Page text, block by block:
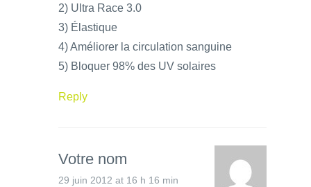
2) Ultra Race 3.0
3) Élastique
4) Améliorer la circulation sanguine
5) Bloquer 98% des UV solaires
Reply
Votre nom
29 juin 2012 at 16 h 16 min